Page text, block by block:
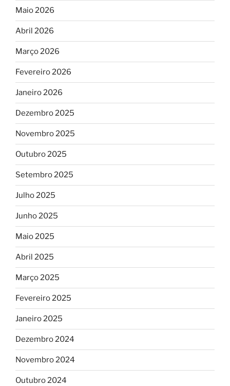
Maio 2026
Abril 2026
Março 2026
Fevereiro 2026
Janeiro 2026
Dezembro 2025
Novembro 2025
Outubro 2025
Setembro 2025
Julho 2025
Junho 2025
Maio 2025
Abril 2025
Março 2025
Fevereiro 2025
Janeiro 2025
Dezembro 2024
Novembro 2024
Outubro 2024